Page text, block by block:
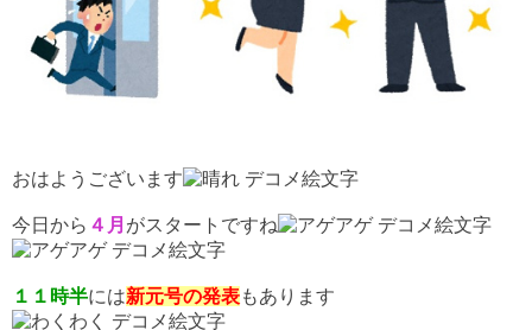
おはようございます
今日から ４月 がスタートですね
１１時半には新元号の発表もあります